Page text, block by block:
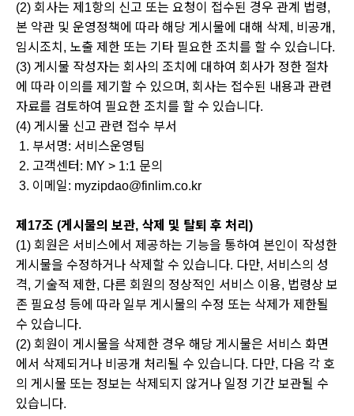
(2) 회사는 제1항의 신고 또는 요청이 접수된 경우 관계 법령,
본 약관 및 운영정책에 따라 해당 게시물에 대해 삭제, 비공개,
임시조치, 노출 제한 또는 기타 필요한 조치를 할 수 있습니다.
(3) 게시물 작성자는 회사의 조치에 대하여 회사가 정한 절차
에 따라 이의를 제기할 수 있으며, 회사는 접수된 내용과 관련
자료를 검토하여 필요한 조치를 할 수 있습니다.
(4) 게시물 신고 관련 접수 부서
1. 부서명: 서비스운영팀
2. 고객센터: MY > 1:1 문의
3. 이메일: myzipdao@finlim.co.kr
제17조 (게시물의 보관, 삭제 및 탈퇴 후 처리)
(1) 회원은 서비스에서 제공하는 기능을 통하여 본인이 작성한
게시물을 수정하거나 삭제할 수 있습니다. 다만, 서비스의 성
격, 기술적 제한, 다른 회원의 정상적인 서비스 이용, 법령상 보
존 필요성 등에 따라 일부 게시물의 수정 또는 삭제가 제한될
수 있습니다.
(2) 회원이 게시물을 삭제한 경우 해당 게시물은 서비스 화면
에서 삭제되거나 비공개 처리될 수 있습니다. 다만, 다음 각 호
의 게시물 또는 정보는 삭제되지 않거나 일정 기간 보관될 수
있습니다.